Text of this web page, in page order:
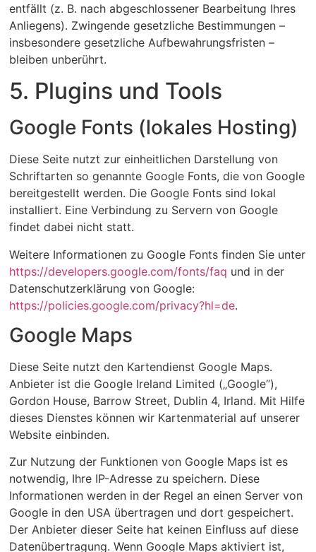
entfällt (z. B. nach abgeschlossener Bearbeitung Ihres
Anliegens). Zwingende gesetzliche Bestimmungen –
insbesondere gesetzliche Aufbewahrungsfristen –
bleiben unberührt.
5. Plugins und Tools
Google Fonts (lokales Hosting)
Diese Seite nutzt zur einheitlichen Darstellung von
Schriftarten so genannte Google Fonts, die von Google
bereitgestellt werden. Die Google Fonts sind lokal
installiert. Eine Verbindung zu Servern von Google
findet dabei nicht statt.
Weitere Informationen zu Google Fonts finden Sie unter
https://developers.google.com/fonts/faq und in der
Datenschutzerklärung von Google:
https://policies.google.com/privacy?hl=de.
Google Maps
Diese Seite nutzt den Kartendienst Google Maps.
Anbieter ist die Google Ireland Limited („Google“),
Gordon House, Barrow Street, Dublin 4, Irland. Mit Hilfe
dieses Dienstes können wir Kartenmaterial auf unserer
Website einbinden.
Zur Nutzung der Funktionen von Google Maps ist es
notwendig, Ihre IP-Adresse zu speichern. Diese
Informationen werden in der Regel an einen Server von
Google in den USA übertragen und dort gespeichert.
Der Anbieter dieser Seite hat keinen Einfluss auf diese
Datenübertragung. Wenn Google Maps aktiviert ist,